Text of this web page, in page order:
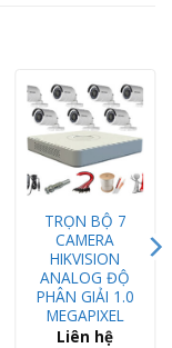
TRỌN BỘ 7
CAMERA
HIKVISION
ANALOG ĐỘ
PHÂN GIẢI 1.0
MEGAPIXEL
Liên hệ